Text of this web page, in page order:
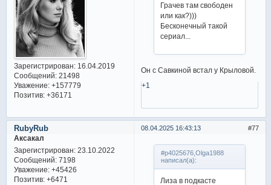
Зарегистрирован: 16.04.2019
Сообщений:21498
Уважение: +157779
Позитив: +36171
Грачев там свободен
или как?)))
Бесконечный такой
сериал...
Он с Савкиной встал у Крыловой.
+1
77
08.04.2025 16:43:13
RubyRub
Аксакал
Зарегистрирован: 23.10.2022
Сообщений:7198
Уважение: +45426
Позитив: +6471
#p4025676,Olga1988
написал(а):
Лиза в подкасте